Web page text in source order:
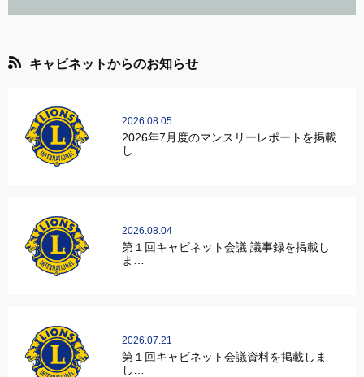
キャビネットからのお知らせ
2026.08.05
2026年7月度のマンスリーレポートを掲載
し…
2026.08.04
第１回キャビネット会議 議事録を掲載し
ま…
2026.07.21
第１回キャビネット会議資料を掲載しま
し…